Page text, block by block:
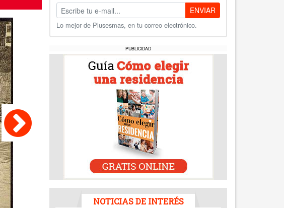
ENVIAR
Lo mejor de Plusesmas, en tu correo electrónico.
PUBLICIDAD
NOTICIAS DE INTERÉS